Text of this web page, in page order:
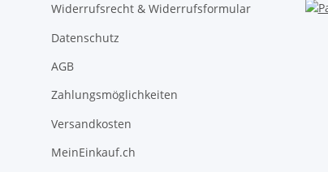
Widerrufsrecht & Widerrufsformular
Datenschutz
AGB
Zahlungsmöglichkeiten
Versandkosten
MeinEinkauf.ch